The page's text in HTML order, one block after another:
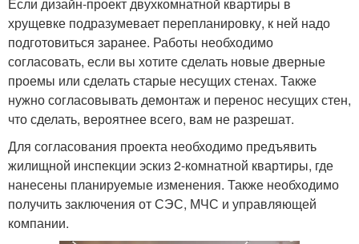
хрущевке подразумевает перепланировку, к ней надо
подготовиться заранее. Работы необходимо
согласовать, если вы хотите сделать новые дверные
проемы или сделать старые несущих стенах. Также
нужно согласовывать демонтаж и перенос несущих стен,
что сделать, вероятнее всего, вам не разрешат.
Для согласования проекта необходимо предъявить
жилищной инспекции эскиз 2-комнатной квартиры, где
нанесены планируемые изменения. Также необходимо
получить заключения от СЭС, МЧС и управляющей
компании.